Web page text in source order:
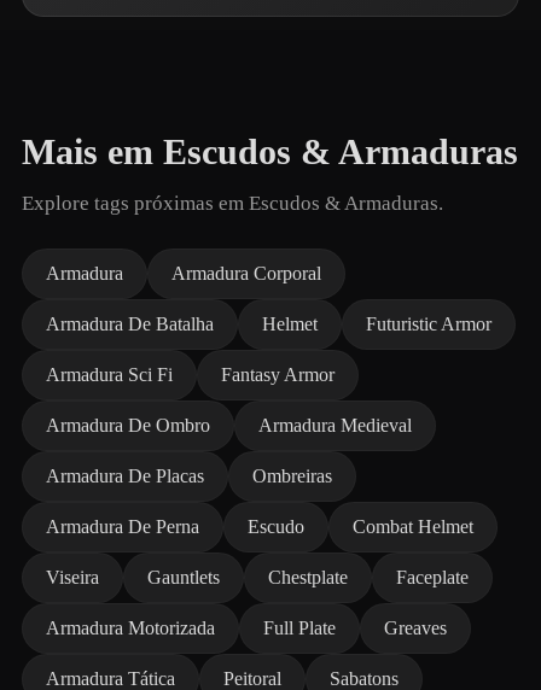
Mais em Escudos & Armaduras
Explore tags próximas em Escudos & Armaduras.
Armadura Armadura Corporal
Armadura De Batalha Helmet Futuristic Armor
Armadura Sci Fi Fantasy Armor
Armadura De Ombro Armadura Medieval
Armadura De Placas Ombreiras
Armadura De Perna Escudo Combat Helmet
Viseira Gauntlets Chestplate Faceplate
Armadura Motorizada Full Plate Greaves
Armadura Tática Peitoral Sabatons